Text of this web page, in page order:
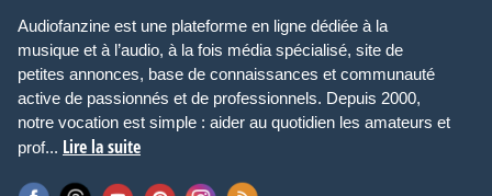
Audiofanzine est une plateforme en ligne dédiée à la
musique et à l’audio, à la fois média spécialisé, site de
petites annonces, base de connaissances et communauté
active de passionnés et de professionnels. Depuis 2000,
notre vocation est simple : aider au quotidien les amateurs et
prof... Lire la suite